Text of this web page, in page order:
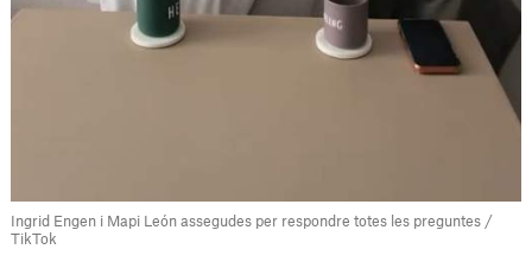
Ingrid Engen i Mapi León assegudes per respondre totes les preguntes /
TikTok